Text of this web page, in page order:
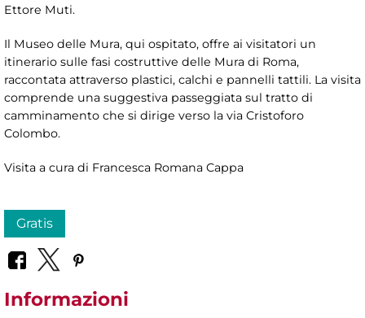
Ettore Muti.
Il Museo delle Mura, qui ospitato, offre ai visitatori un
itinerario sulle fasi costruttive delle Mura di Roma,
raccontata attraverso plastici, calchi e pannelli tattili. La visita
comprende una suggestiva passeggiata sul tratto di
camminamento che si dirige verso la via Cristoforo
Colombo.
Visita a cura di Francesca Romana Cappa
Gratis
Informazioni